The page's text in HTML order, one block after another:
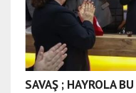
SAVAŞ ; HAYROLA